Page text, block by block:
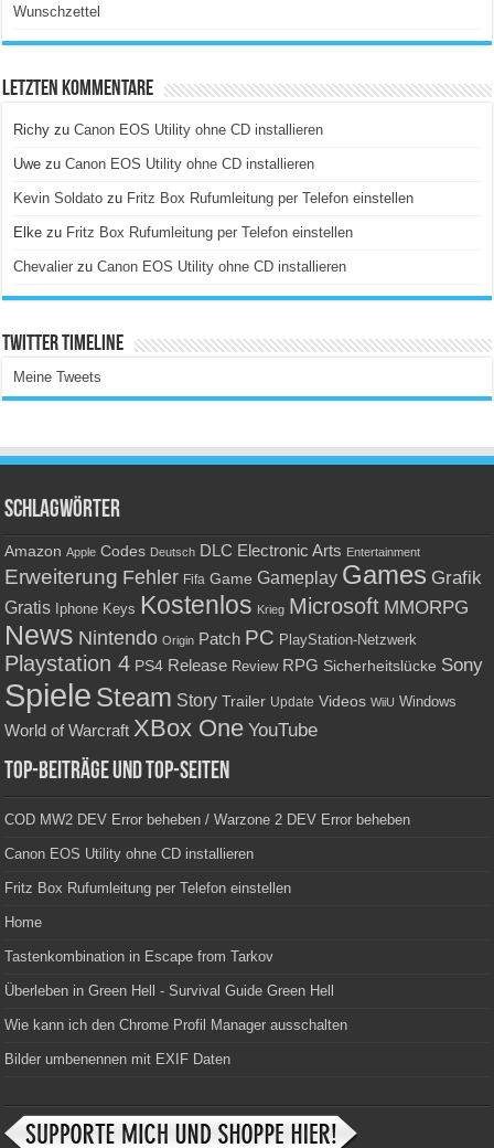
Wunschzettel
Letzten Kommentare
Richy zuCanon EOS Utility ohne CD installieren
Uwe zuCanon EOS Utility ohne CD installieren
Kevin Soldato zu Fritz Box Rufumleitung per Telefon einstellen
Elke zu Fritz Box Rufumleitung per Telefon einstellen
Chevalier zuCanon EOS Utility ohne CD installieren
Twitter Timeline
Meine Tweets
Schlagwörter
Amazon Apple Codes Deutsch DLC Electronic Arts Entertainment
Erweiterung Fehler Fifa Game Gameplay Games Grafik
Gratis Iphone Keys Kostenlos Krieg Microsoft MMORPG
News Nintendo Origin Patch PC PlayStation-Netzwerk
Playstation 4 PS4 Release Review RPG Sicherheitslücke Sony
Spiele Steam Story Trailer Update Videos WiiU Windows
World of Warcraft XBox One YouTube
Top-Beiträge und Top-Seiten
COD MW2 DEV Error beheben / Warzone 2 DEV Error beheben
Canon EOS Utility ohne CD installieren
Fritz Box Rufumleitung per Telefon einstellen
Home
Tastenkombination in Escape from Tarkov
Überleben in Green Hell - Survival Guide Green Hell
Wie kann ich den Chrome Profil Manager ausschalten
Bilder umbenennen mit EXIF Daten